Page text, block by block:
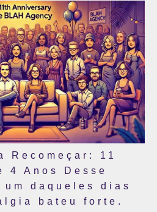
Recomeçar: 11
4 Anos Desse
daqueles dias
bateu forte.